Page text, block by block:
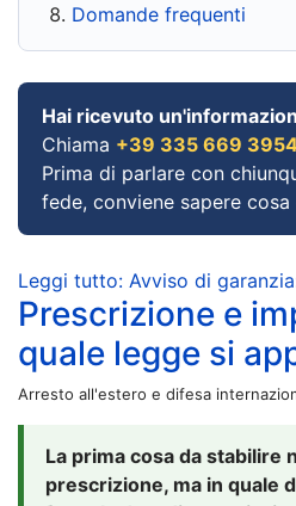
Domande frequenti
Hai ricevuto
Chiama +39 335 669
Prima di parlare con
fede, conviene sapere
Leggi tutto: Avviso di
Prescrizione e
quale legge si
Arresto all'estero e difesa
La prima cosa da stabilire
prescrizione, ma in quale